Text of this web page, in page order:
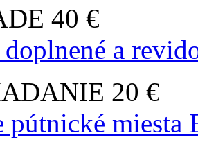
40 €
a
20 €
pútnické miesta